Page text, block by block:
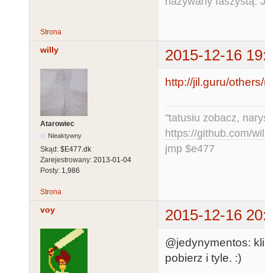
Strona
willy 2015-12-16
Atarowiec
Nieaktywny
Skąd: $E477.dk
Zarejestrowany: 2013-01-04
Posty: 1,986
http://jil.guru/
"tatusiu zobacz,
https://github.com/
jmp $e477
Strona
voy 2015-12-16
@jedynymentos:
pobierz i tyle. :)